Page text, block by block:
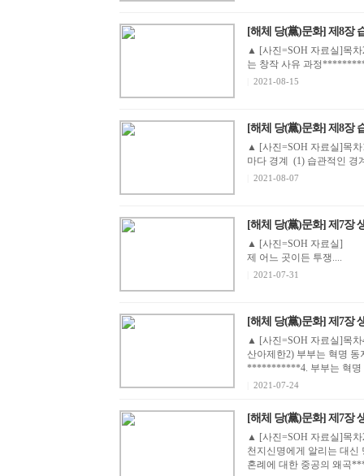
[해체 당(黨)문화] 제8장
▲ [사진=SOH 자료실]목차
는 창작 사유 과정
2021-08-15
[해체 당(黨)문화] 제8장
▲ [사진=SOH 자료실]목
마다 경계 (1) 습관적인 경
2021-08-07
[해체 당(黨)문화] 제7장
▲ [사진=SOH 자료실] 목차 5. 자연과 투쟁하고 당이 지시
제 어느 곳이든 투쟁....
2021-07-31
[해체 당(黨)문화] 제7장
▲ [사진=SOH 자료실]목차
산아제한2) 부부는 혁명
***********4. 부부는 혁명
2021-07-24
[해체 당(黨)문화] 제7장
▲ [사진=SOH 자료실]목차
천지신명에게 알리는 대신
혼례에 대한 중공의 왜곡